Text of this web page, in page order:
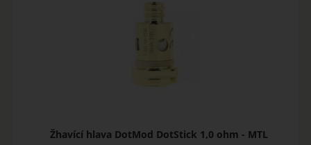
Žhavící hlava DotMod DotStick 1,0 ohm - MTL